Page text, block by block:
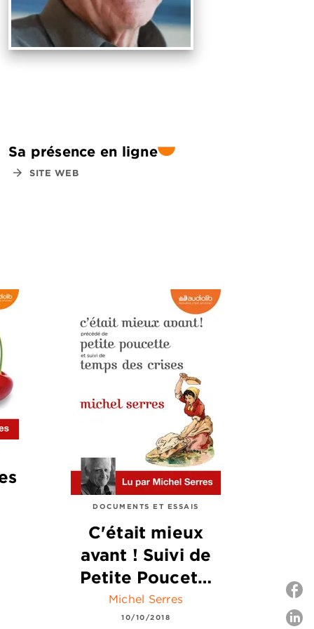
Sa présence en ligne
arrow_forward SITE WEB
DOCUMENTS ET ESSAIS
C'était mieux
avant ! Suivi de
Petite Poucet…
Michel Serres
10/10/2018